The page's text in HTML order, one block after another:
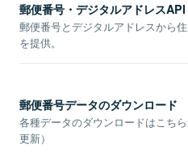
郵便番号・デジタルアドレスAPI
郵便番号とデジタルアドレスから
を提供。
郵便番号データのダウンロード
各種データのダウンロードはこち
更新）